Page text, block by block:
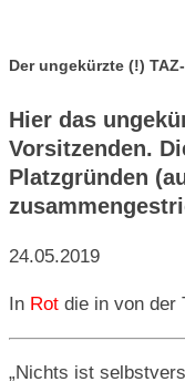
Der ungekürzte (!)
Hier das
Vorsitzenden.
Platzgründen
24.05.2019
In Rot die in von der
„Nichts ist